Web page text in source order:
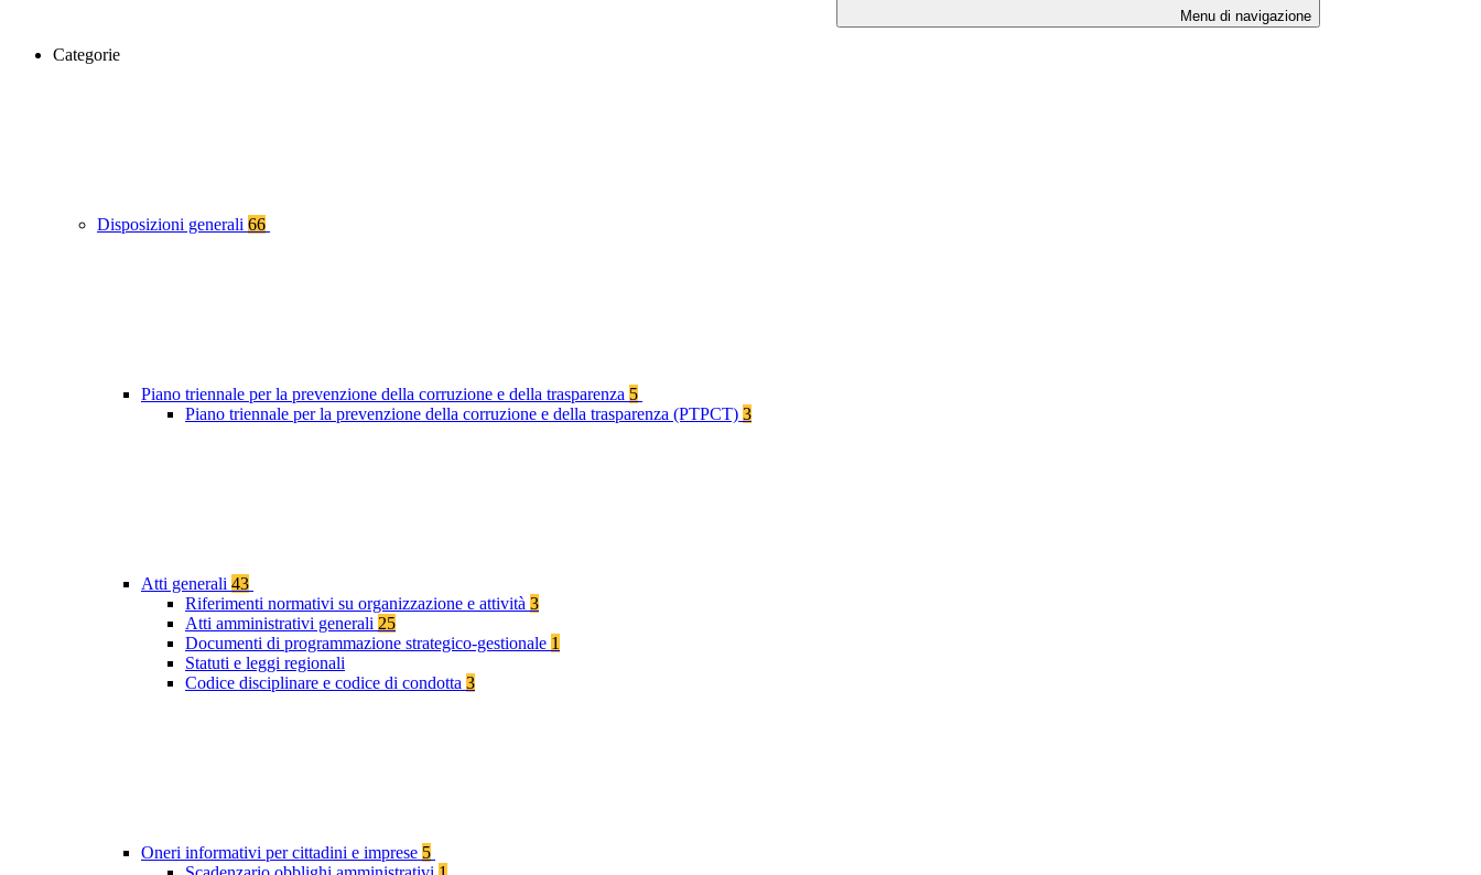
Menu di navigazione
Categorie
Disposizioni generali 66
Piano triennale per la prevenzione della corruzione e della trasparenza 5
Piano triennale per la prevenzione della corruzione e della trasparenza (PTPCT) 3
Atti generali 43
Riferimenti normativi su organizzazione e attività 3
Atti amministrativi generali 25
Documenti di programmazione strategico-gestionale 1
Statuti e leggi regionali
Codice disciplinare e codice di condotta 3
Oneri informativi per cittadini e imprese 5